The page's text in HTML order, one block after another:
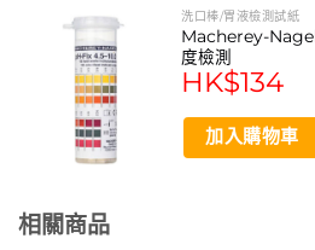
少更換一次餵食袋。
產品應如何儲存？
請將未使用的餵食袋存放於陰涼乾
或高溫環境，以確保產品品質。
這個餵食袋可以連接哪些類型的餵
食喉管，方便護理人員或照顧者使
洗口棒/胃液檢測試紙
Macherey-
度檢測
HK$134
加入購物車
相關商品